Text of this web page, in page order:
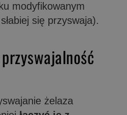
modyfikowanym
się przyswaja).
żelaza